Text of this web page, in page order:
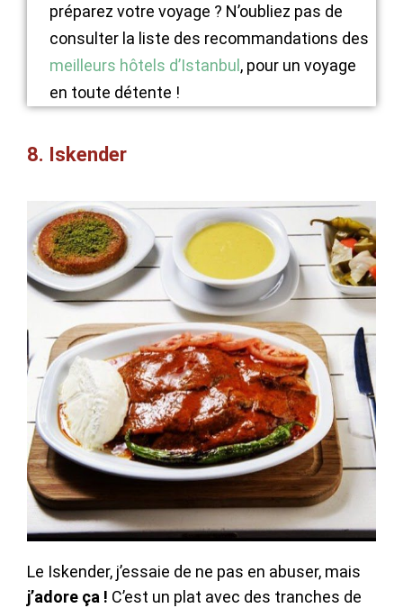
préparez votre voyage ? N’oubliez pas de
consulter la liste des recommandations des
meilleurs hôtels d’Istanbul, pour un voyage
en toute détente !
8. Iskender
Le Iskender, j’essaie de ne pas en abuser, mais
j’adore ça ! C’est un plat avec des tranches de